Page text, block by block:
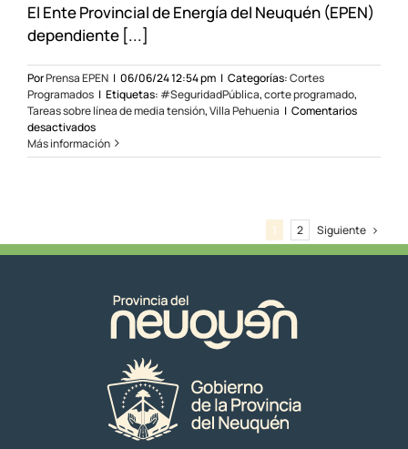
El Ente Provincial de Energía del Neuquén (EPEN)
dependiente [...]
PorPrensa EPEN | 06/06/24 12:54 pm | Categorías:Cortes
Programados | Etiquetas: #SeguridadPública,corte programado,
Tareas sobre línea de media tensión,Villa Pehuenia | Comentarios
desactivadosen
Corte
programado
07/06/24
Más información
1 2 Siguiente